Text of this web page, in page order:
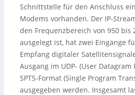
Schnittstelle für den Anschluss
Modems vorhanden. Der IP-
den Frequenzbereich von 950 bis
ausgelegt ist, hat zwei Eingänge
Empfang digitaler
Ausgang im UDP- (User Datagram
SPTS-Format (Single Program
ausgegeben werden. Insgesamt